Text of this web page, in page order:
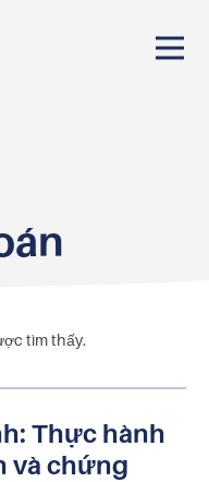
tìm thấy.
Thực hành
và chứng